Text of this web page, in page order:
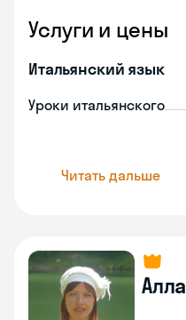
Услуги и цены
Итальянский язык
Уроки итальянского
Читать дальше
Алла